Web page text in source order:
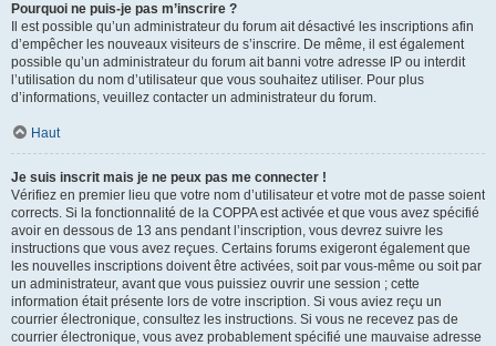
Pourquoi ne puis-je pas m’inscrire ?
Il est possible qu’un administrateur du forum ait désactivé les inscriptions afin
d’empêcher les nouveaux visiteurs de s’inscrire. De même, il est également
possible qu’un administrateur du forum ait banni votre adresse IP ou interdit
l’utilisation du nom d’utilisateur que vous souhaitez utiliser. Pour plus
d’informations, veuillez contacter un administrateur du forum.
Haut
Je suis inscrit mais je ne peux pas me connecter !
Vérifiez en premier lieu que votre nom d’utilisateur et votre mot de passe soient
corrects. Si la fonctionnalité de la COPPA est activée et que vous avez spécifié
avoir en dessous de 13 ans pendant l’inscription, vous devrez suivre les
instructions que vous avez reçues. Certains forums exigeront également que
les nouvelles inscriptions doivent être activées, soit par vous-même ou soit par
un administrateur, avant que vous puissiez ouvrir une session ; cette
information était présente lors de votre inscription. Si vous aviez reçu un
courrier électronique, consultez les instructions. Si vous ne recevez pas de
courrier électronique, vous avez probablement spécifié une mauvaise adresse